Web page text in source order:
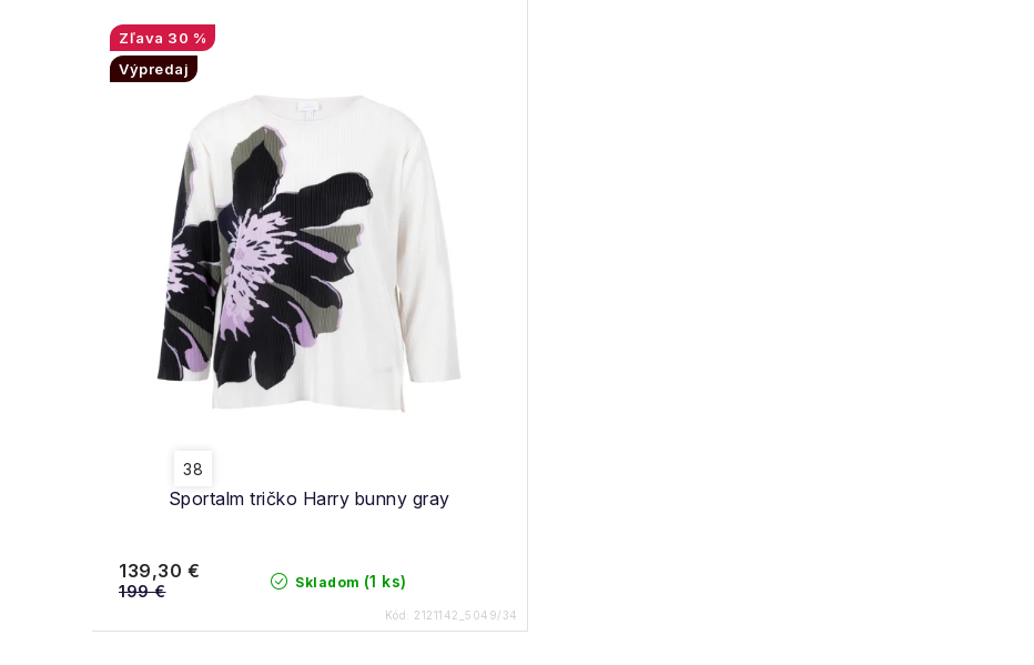
Sportalm tričko Harry bunny gray
30 %
Výpredaj
38
Skladom (1 ks)
139,30 €
199 €
Kód: 2121142_5049/34